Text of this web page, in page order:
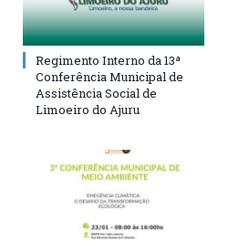
Regimento Interno da 13ª
Conferência Municipal de
Assistência Social de
Limoeiro do Ajuru